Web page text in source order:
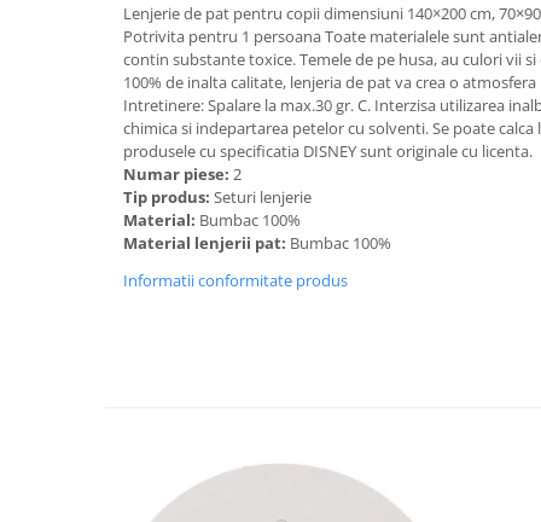
Lenjerie de pat pentru copii dimensiuni 140×200 cm,
Potrivita pentru 1 persoana Toate materialele sunt
contin substante toxice. Temele de pe husa, au culori vii
100% de inalta calitate, lenjeria de pat va crea o
Intretinere: Spalare la max.30 gr. C. Interzisa utilizarea
chimica si indepartarea petelor cu solventi. Se poate
produsele cu specificatia DISNEY sunt originale cu licenta.
Numar piese: 2
Tip produs: Seturi lenjerie
Material: Bumbac 100%
Material lenjerii pat: Bumbac 100%
Informatii conformitate produs